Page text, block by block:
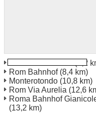
Rom Via Tiburtina(6,2
Rom Bahnhof(8,4 km)
Monterotondo (10,8 km)
Rom Via Aurelia (12,6
Roma Bahnhof
(13,2 km)